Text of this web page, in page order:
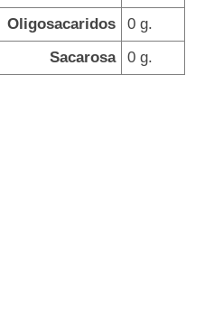
Oligosacaridos
0 g.
Sacarosa 0 g.